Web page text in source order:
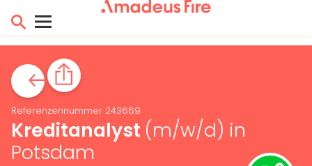
Referenzennummer 243669
Kreditanalyst (m/w/d) in
Potsdam